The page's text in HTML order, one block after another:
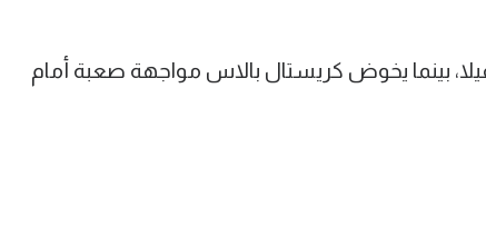
بينما يخوض كريستال بالاس مواجهة صعبة أمام